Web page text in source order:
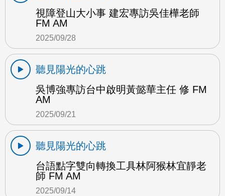
視障登山大小事 建宏專訪吳佳樺老師
FM AM
2025/09/28
聽見陽光的心跳
吳博強專訪台中啟明黃懿華主任 修 FM
AM
2025/09/21
聽見陽光的心跳
台語點字雙向轉換工具林阿猴林宜靜老
師 FM AM
2025/09/14